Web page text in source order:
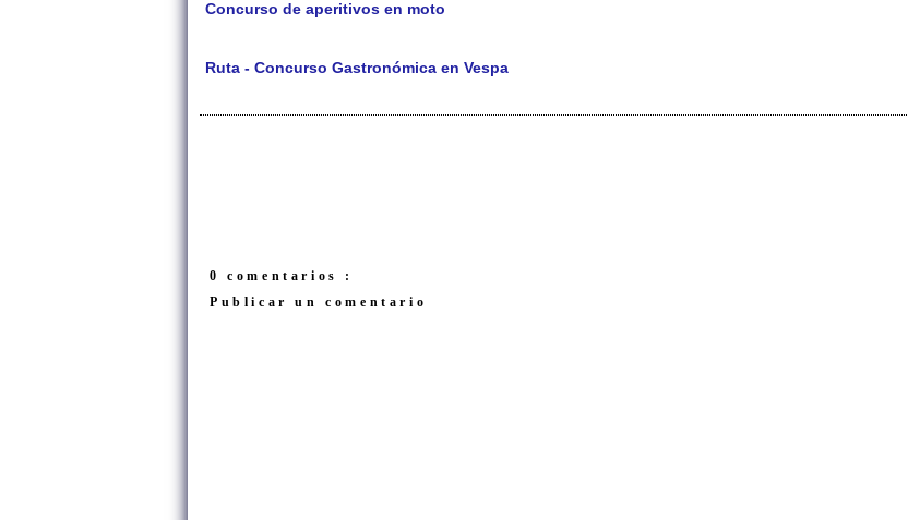
Concurso de aperitivos en moto
Ruta - Concurso Gastronómica en Vespa
0 comentarios :
Publicar un comentario